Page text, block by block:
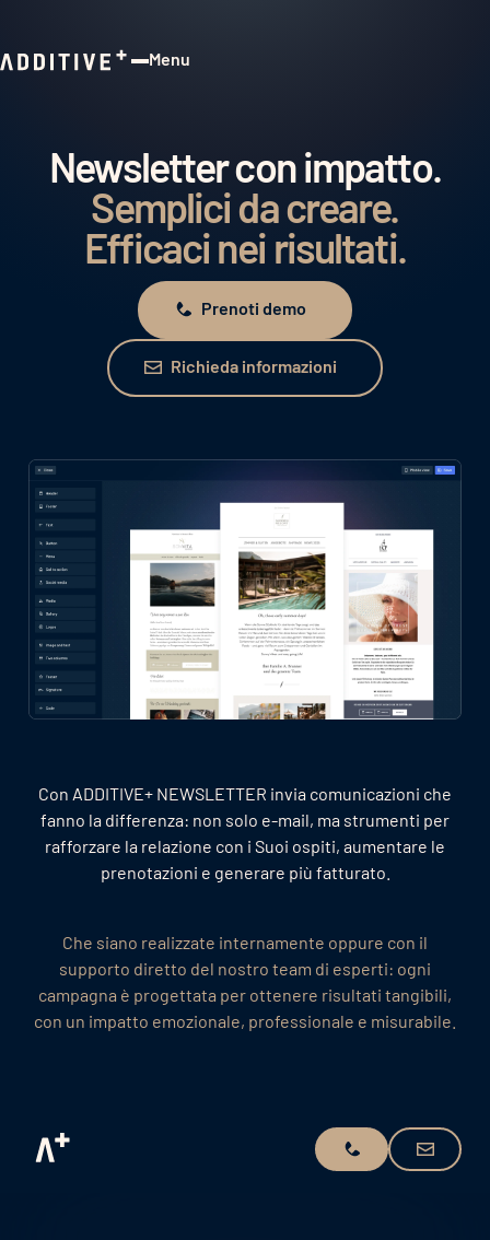
Menu
Newsletter con impatto.
Semplici da creare.
Efficaci nei risultati.
Prenoti demoPrenoti demo
Richieda informazioni
Richieda informazioni
Con ADDITIVE+ NEWSLETTER invia comunicazioni che
fanno la differenza: non solo e-mail, ma strumenti per
rafforzare la relazione con i Suoi ospiti, aumentare le
prenotazioni e generare più fatturato.
Che siano realizzate internamente oppure con il
supporto diretto del nostro team di esperti: ogni
campagna è progettata per ottenere risultati tangibili,
con un impatto emozionale, professionale e misurabile.
Prenoti demo
Invii